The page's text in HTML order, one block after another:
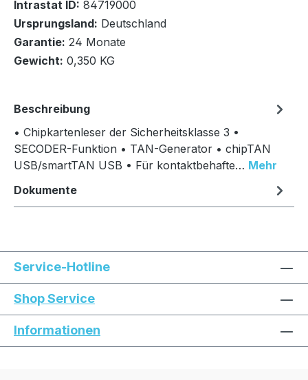
In den Warenkorb
Intrastat ID: 84719000
Ursprungsland: Deutschland
Garantie: 24 Monate
Gewicht: 0,350 KG
Beschreibung
• Chipkartenleser der Sicherheitsklasse 3 •
SECODER-Funktion • TAN-Generator • chipTAN
USB/smartTAN USB • Für kontaktbehafte… Mehr
Dokumente
Service-Hotline
Shop Service
Informationen